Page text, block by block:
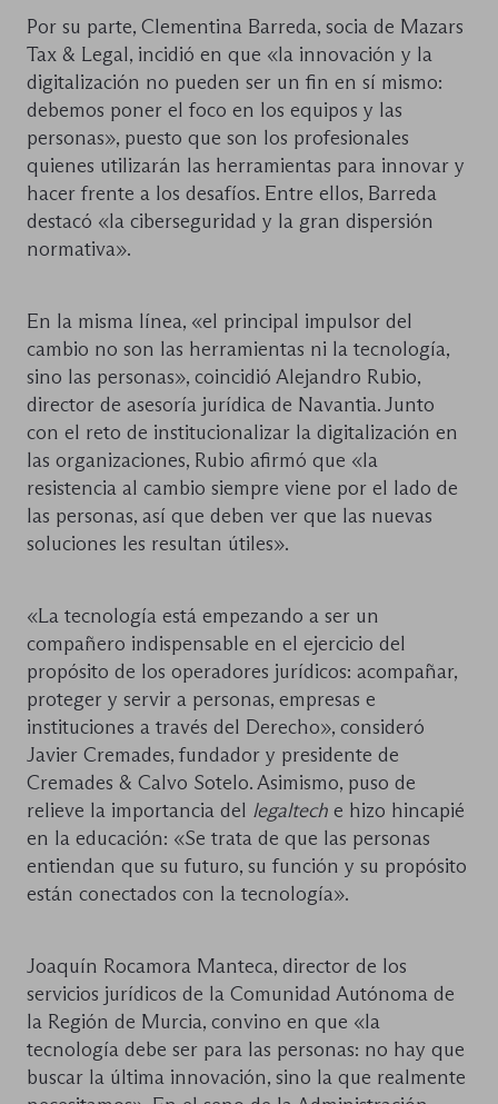
Por su parte, Clementina Barreda, socia de Mazars
Tax & Legal, incidió en que «la innovación y la
digitalización no pueden ser un fin en sí mismo:
debemos poner el foco en los equipos y las
personas», puesto que son los profesionales
quienes utilizarán las herramientas para innovar y
hacer frente a los desafíos. Entre ellos, Barreda
destacó «la ciberseguridad y la gran dispersión
normativa».
En la misma línea, «el principal impulsor del
cambio no son las herramientas ni la tecnología,
sino las personas», coincidió Alejandro Rubio,
director de asesoría jurídica de Navantia. Junto
con el reto de institucionalizar la digitalización en
las organizaciones, Rubio afirmó que «la
resistencia al cambio siempre viene por el lado de
las personas, así que deben ver que las nuevas
soluciones les resultan útiles».
«La tecnología está empezando a ser un
compañero indispensable en el ejercicio del
propósito de los operadores jurídicos: acompañar,
proteger y servir a personas, empresas e
instituciones a través del Derecho», consideró
Javier Cremades, fundador y presidente de
Cremades & Calvo Sotelo. Asimismo, puso de
relieve la importancia del legaltech e hizo hincapié
en la educación: «Se trata de que las personas
entiendan que su futuro, su función y su propósito
están conectados con la tecnología».
Joaquín Rocamora Manteca, director de los
servicios jurídicos de la Comunidad Autónoma de
la Región de Murcia, convino en que «la
tecnología debe ser para las personas: no hay que
buscar la última innovación, sino la que realmente